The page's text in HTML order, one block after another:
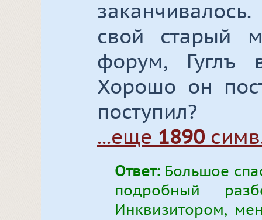
свой старый
форум, Гуглъ
Хорошо он
поступил?
...еще 1890
Ответ: Большое
подробный
Инквизитором,